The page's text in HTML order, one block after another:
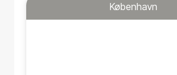
København